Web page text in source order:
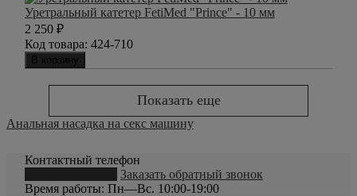
Уретральный катетер FetiMed "Prince" - 10 мм
2 250 ₽
Код товара: 424-710
В корзину
Показать еще
Анальная насадка на секс машину
Контактный телефон
Заказать обратный звонок
Время работы: Пн—Вс. 10:00-19:00